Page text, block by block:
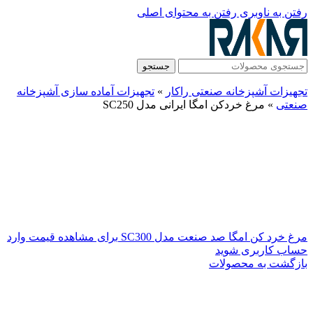
رفتن به ناوبری رفتن به محتوای اصلی
جستجو
تجهیزات آشپزخانه صنعتی راکار » تجهیزات آماده سازی آشپزخانه
صنعتی » مرغ خردکن امگا ایرانی مدل SC250
مرغ خرد کن امگا صد صنعت مدل SC300
برای مشاهده قیمت وارد
حساب کاربری شوید
بازگشت به محصولات